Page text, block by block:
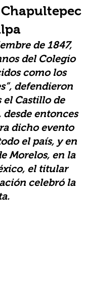
de 1847,
del Colegio
como los
defendieron
el Castillo de
desde entonces
dicho evento
el país, y en
Morelos, en la
el titular
celebró la